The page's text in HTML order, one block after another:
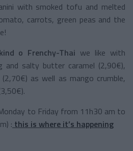
with smoked tofu and melted
carrots, green peas and the
o Frenchy-Thai we like with
and salty butter caramel (2,90€),
as well as mango crumble,
to Friday from 11h30 am to
: this is where it’s happening